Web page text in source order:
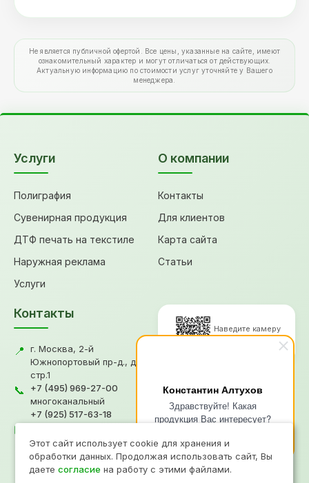
Константин Алтухов
Здравствуйте! Какая
продукция Вас интересует?
помочь?
Не является публичной офертой. Все цены, указанные на сайте, имеют
ознакомительный характер и могут отличаться от действующих.
Актуальную информацию по стоимости услуг уточняйте у Вашего
менеджера.
Услуги
Полиграфия
Сувенирная продукция
ДТФ печать на текстиле
Наружная реклама
Услуги
О компании
Контакты
Для клиентов
Карта сайта
Статьи
Контакты
📍
г. Москва, 2-й
Южнопортовый пр-д., д.18,
стр.1
📞
+7 (495) 969-27-00
многоканальный
+7 (925) 517-63-18
✉️
Наведите камеру
для перехода
© 2026, Типография "Графикс
Политика конфиденциальности
Продвижение
Этот сайт использует cookie для хранения и
обработки данных. Продолжая использовать сайт, Вы
даетесогласие на работу с этими файлами.